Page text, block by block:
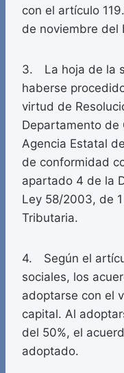
con el artículo
de noviembre del
3. La hoja de la
haberse
virtud de
Departamento de
Agencia Estatal
de conformidad
apartado 4 de la
Ley 58/2003, de
Tributaria.
4. Según el
sociales, los
adoptarse con el
capital. Al
del 50%, el
adoptado.